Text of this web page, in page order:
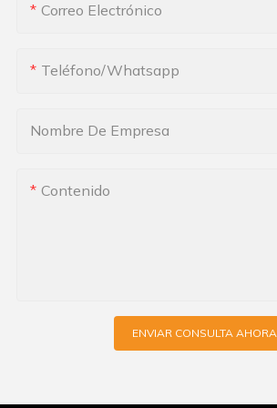
Correo Electrónico
Teléfono/whatsapp
Nombre De Empresa
Contenido
ENVIAR CONSULTA AHORA